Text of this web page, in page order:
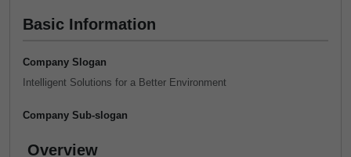
Basic Information
Company Slogan
Intelligent Solutions for a Better Environment
Company Sub-slogan
Overview